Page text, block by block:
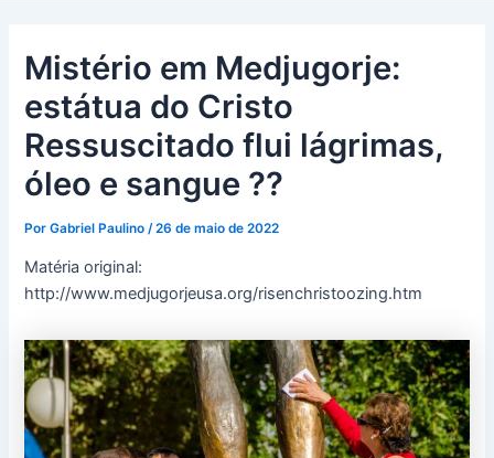
Mistério em Medjugorje:
estátua do Cristo
Ressuscitado flui lágrimas,
óleo e sangue ??
PorGabriel Paulino/26 de maio de 2022
Matéria original:
http://www.medjugorjeusa.org/risenchristoozing.htm